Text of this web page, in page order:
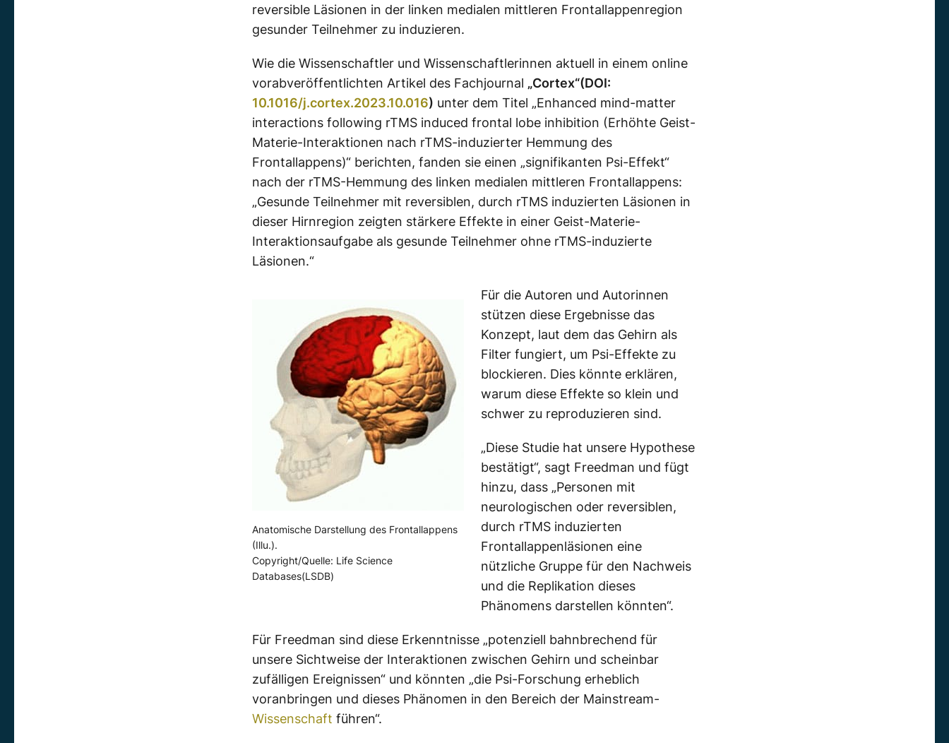
reversible Läsionen in der linken medialen mittleren Frontallappenregion
gesunder Teilnehmer zu induzieren.
Wie die Wissenschaftler und Wissenschaftlerinnen aktuell in einem online
vorabveröffentlichten Artikel des Fachjournal „Cortex“(DOI:
10.1016/j.cortex.2023.10.016) unter dem Titel „Enhanced mind-matter
interactions following rTMS induced frontal lobe inhibition (Erhöhte Geist-
Materie-Interaktionen nach rTMS-induzierter Hemmung des
Frontallappens)“ berichten, fanden sie einen „signifikanten Psi-Effekt“
nach der rTMS-Hemmung des linken medialen mittleren Frontallappens:
„Gesunde Teilnehmer mit reversiblen, durch rTMS induzierten Läsionen in
dieser Hirnregion zeigten stärkere Effekte in einer Geist-Materie-
Interaktionsaufgabe als gesunde Teilnehmer ohne rTMS-induzierte
Läsionen.“
Anatomische Darstellung des Frontallappens
(Illu.).
Copyright/Quelle: Life Science
Databases(LSDB)
Für die Autoren und Autorinnen
stützen diese Ergebnisse das
Konzept, laut dem das Gehirn als
Filter fungiert, um Psi-Effekte zu
blockieren. Dies könnte erklären,
warum diese Effekte so klein und
schwer zu reproduzieren sind.
„Diese Studie hat unsere Hypothese
bestätigt“, sagt Freedman und fügt
hinzu, dass „Personen mit
neurologischen oder reversiblen,
durch rTMS induzierten
Frontallappenläsionen eine
nützliche Gruppe für den Nachweis
und die Replikation dieses
Phänomens darstellen könnten“.
Für Freedman sind diese Erkenntnisse „potenziell bahnbrechend für
unsere Sichtweise der Interaktionen zwischen Gehirn und scheinbar
zufälligen Ereignissen“ und könnten „die Psi-Forschung erheblich
voranbringen und dieses Phänomen in den Bereich der Mainstream-
Wissenschaft führen“.